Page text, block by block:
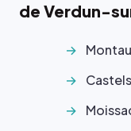
de Verdun-